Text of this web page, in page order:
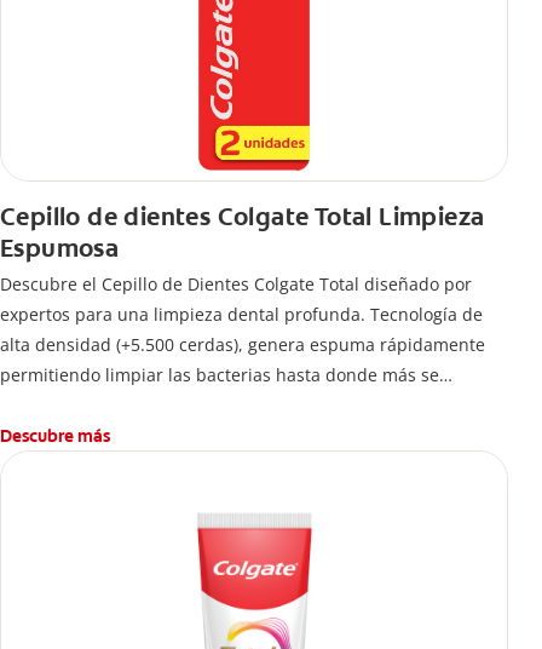
Cepillo de dientes Colgate Total Limpieza
Espumosa
Descubre el Cepillo de Dientes Colgate Total diseñado por
expertos para una limpieza dental profunda. Tecnología de
alta densidad (+5.500 cerdas), genera espuma rápidamente
permitiendo limpiar las bacterias hasta donde más se
Descubre más